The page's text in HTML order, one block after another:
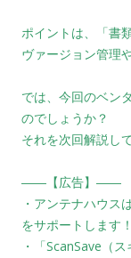
ポイントは、「書
ヴァージョン管理
では、今回のベン
のでしょうか？
それを次回解説し
――【広告】――
・アンテナハウス
をサポートします！
・「ScanSave（